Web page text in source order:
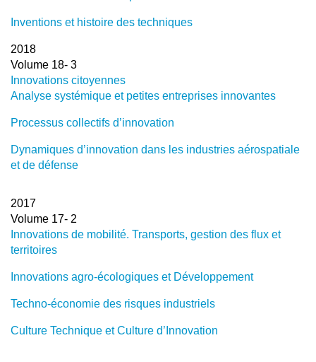
Inventions et histoire des techniques
2018
Volume 18- 3
Innovations citoyennes
Analyse systémique et petites entreprises innovantes
Processus collectifs d’innovation
Dynamiques d’innovation dans les industries aérospatiale
et de défense
2017
Volume 17- 2
Innovations de mobilité. Transports, gestion des flux et
territoires
Innovations agro-écologiques et Développement
Techno-économie des risques industriels
Culture Technique et Culture d’Innovation